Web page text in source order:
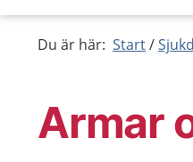
Du är här: Start
Armar